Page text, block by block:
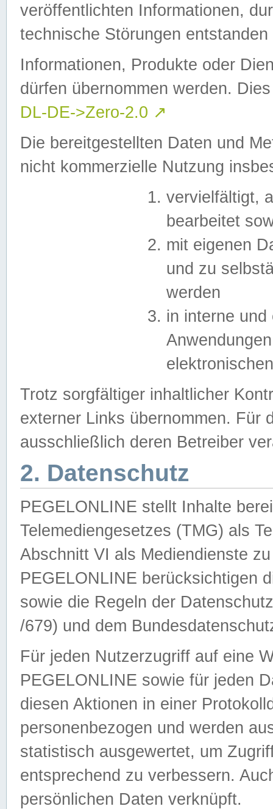
veröffentlichten Informationen,
technische Störungen
Informationen, Produkte oder
dürfen übernommen werden.
DL-DE->Zero-2.0 ↗
Die bereitgestellten Daten und
nicht kommerzielle Nutzung
vervielfältigt,
bearbeitet
mit eigenen
und zu
werden
in interne
Trotz sorgfältiger inhaltlicher
externer Links übernommen. Für
ausschließlich deren Betreiber
2. Datenschutz
PEGELONLINE stellt Inhalte
Telemediengesetzes (TMG) als
Abschnitt VI als Mediendienste
PEGELONLINE berücksichtigen
sowie die Regeln der
/679) und dem
Für jeden Nutzerzugriff auf eine
PEGELONLINE sowie für jeden
diesen Aktionen in einer
personenbezogen und werden
statistisch ausgewertet, um
entsprechend zu verbessern.
persönlichen Daten verknüpft.